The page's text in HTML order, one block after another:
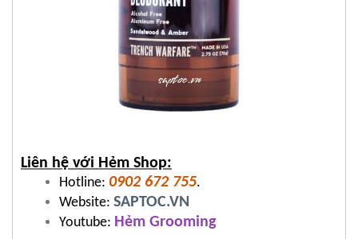
Liên hệ với Hẻm Shop:
Hotline: 0902 672 755.
Website: SAPTOC.VN
Youtube: Hẻm Grooming